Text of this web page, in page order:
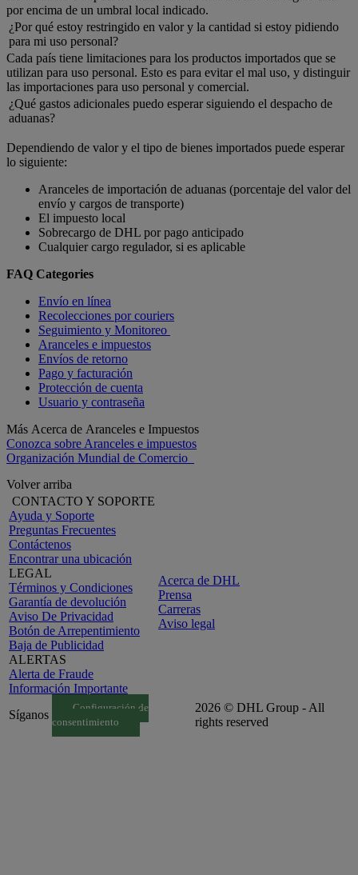
por encima de un umbral local indicado.
¿Por qué estoy restringido en valor y la cantidad si estoy pidiendo
para mi uso personal?
Cada país tiene limitaciones para los productos importados que se
utilizan para uso personal. Esto es para evitar el mal uso, y distinguir
las importaciones para uso personal y comercial.
¿Qué gastos adicionales puedo esperar siguiendo el despacho de
aduanas?
Dependiendo de valor y el tipo de bienes importados puede esperar
lo siguiente:
Aranceles de importación de aduanas (porcentaje del valor del
envío y cargos de transporte)
El impuesto local
Sobrecargo de DHL por pago anticipado
Cualquier cargo regulador, si es aplicable
FAQ Categories
Envío en línea
Recolecciones por couriers
Seguimiento y Monitoreo
Aranceles e impuestos
Envíos de retorno
Pago y facturación
Protección de cuenta
Usuario y contraseña
Más Acerca de Aranceles e Impuestos
Conozca sobre Aranceles e impuestos
Organización Mundial de Comercio
Volver arriba
CONTACTO Y SOPORTE
Ayuda y Soporte
Preguntas Frecuentes
Contáctenos
Encontrar una ubicación
LEGAL
Términos y Condiciones
Garantía de devolución
Aviso De Privacidad
Botón de Arrepentimiento
Baja de Publicidad
ALERTAS
Alerta de Fraude
Información Importante
Acerca de DHL
Prensa
Carreras
Aviso legal
Síganos
Configuración de
consentimiento
2026 © DHL Group - All
rights reserved